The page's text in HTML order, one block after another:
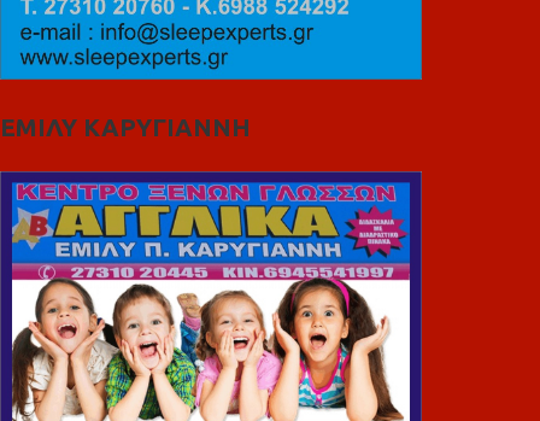
ΕΜΙΛΥ ΚΑΡΥΓΙΑΝΝΗ